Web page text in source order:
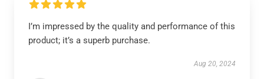
I’m impressed by the quality and performance of this
product; it’s a superb purchase.
Aug 20, 2024